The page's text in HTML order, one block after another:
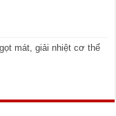
mát, giải nhiệt cơ thể